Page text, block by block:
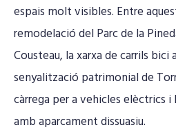
espais molt visibles. Entre
remodelació del Parc de la
Cousteau, la xarxa de carrils bici
senyalització patrimonial de
càrrega per a vehicles elèctrics i
amb aparcament dissuasiu.